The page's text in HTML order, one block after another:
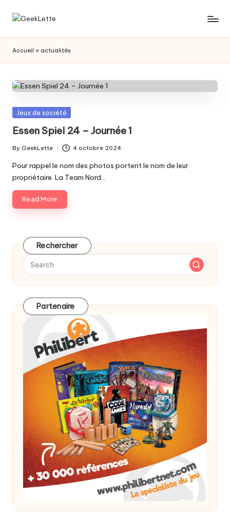
Skip
G
e
e
k
L
e
t
t
e
les
de
société
Accueil » actualités
Posted
Jeux de société
Essen Spiel 24 – Journée 1
Posted
by
By GeekLette 4 octobre 2024
Pour rappel le nom des photos portent le nom de leur
propriétaire. La Team Nord…
Read More
Rechercher
Partenaire